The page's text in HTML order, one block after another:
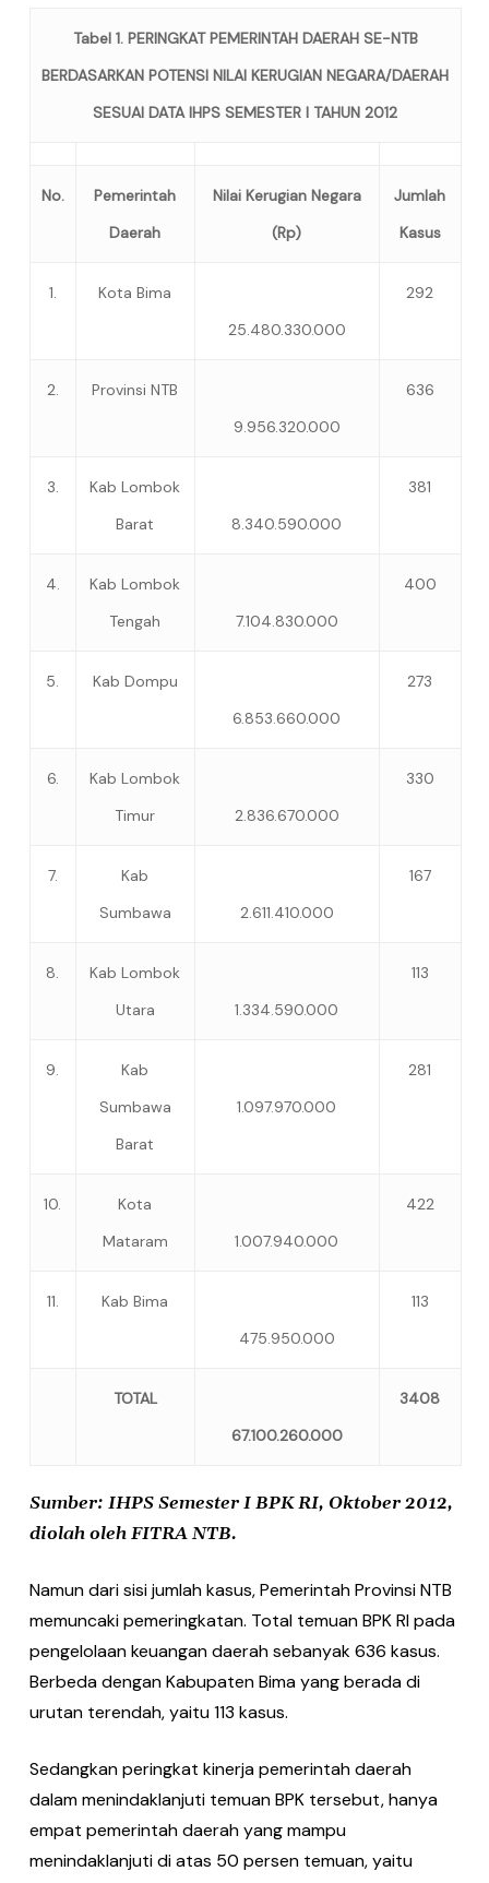
Tabel 1. PERINGKAT PEMERINTAH DAERAH SE-NTB
BERDASARKAN POTENSI NILAI KERUGIAN NEGARA/DAERAH
SESUAI DATA IHPS SEMESTER I TAHUN 2012
No.
Pemerintah
Daerah
Nilai Kerugian Negara
(Rp)
Jumlah
Kasus
1.
Kota Bima
25.480.330.000
292
2.
Provinsi NTB
9.956.320.000
636
3.
Kab Lombok
Barat
8.340.590.000
381
4.
Kab Lombok
Tengah
7.104.830.000
400
5.
Kab Dompu
6.853.660.000
273
6.
Kab Lombok
Timur
2.836.670.000
330
7.
Kab
Sumbawa
2.611.410.000
167
8.
Kab Lombok
Utara
1.334.590.000
113
9.
Kab
Sumbawa
Barat
1.097.970.000
281
10.
Kota
Mataram
1.007.940.000
422
11.
Kab Bima
475.950.000
113
TOTAL
67.100.260.000
3408
Sumber: IHPS Semester I BPK RI, Oktober 2012,
diolah oleh FITRA NTB.
Namun dari sisi jumlah kasus, Pemerintah Provinsi NTB
memuncaki pemeringkatan. Total temuan BPK RI pada
pengelolaan keuangan daerah sebanyak 636 kasus.
Berbeda dengan Kabupaten Bima yang berada di
urutan terendah, yaitu 113 kasus.
Sedangkan peringkat kinerja pemerintah daerah
dalam menindaklanjuti temuan BPK tersebut, hanya
empat pemerintah daerah yang mampu
menindaklanjuti di atas 50 persen temuan, yaitu